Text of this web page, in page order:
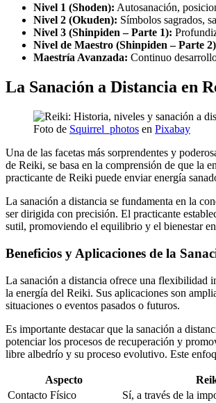
Nivel 1 (Shoden): Autosanación,
Nivel 2 (Okuden): Símbolos sagrados,
Nivel 3 (Shinpiden – Parte 1):
Nivel de Maestro (Shinpiden – Parte
Maestría Avanzada: Continuo
La Sanación a Distancia en
Foto de Squirrel_photos en Pixabay
Una de las facetas más sorprendentes y
de Reiki, se basa en la comprensión de que la
practicante de Reiki puede enviar energía
La sanación a distancia se fundamenta en la
ser dirigida con precisión. El practicante
sutil, promoviendo el equilibrio y el bienestar
Beneficios y Aplicaciones de la
La sanación a distancia ofrece una flexibilidad
la energía del Reiki. Sus aplicaciones son
situaciones o eventos pasados o futuros.
Es importante destacar que la sanación a
potenciar los procesos de recuperación y
libre albedrío y su proceso evolutivo. Este
Aspecto
Contacto Físico
Sí, a través de la